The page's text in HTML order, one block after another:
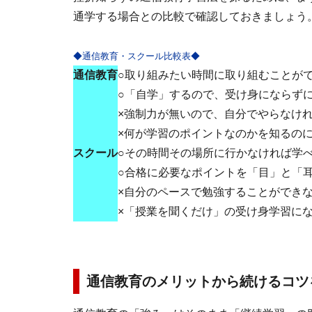
通学する場合との比較で確認しておきましょう
◆通信教育・スクール比較表◆
通信教育○取り組みたい時間に取り組むことが
○「自学」するので、受け身にならず
×強制力が無いので、自分でやらなけ
×何が学習のポイントなのかを知るの
スクール○その時間その場所に行かなければ学
○合格に必要なポイントを「目」と「
×自分のペースで勉強することができ
×「授業を聞くだけ」の受け身学習に
通信教育のメリットから続けるコ